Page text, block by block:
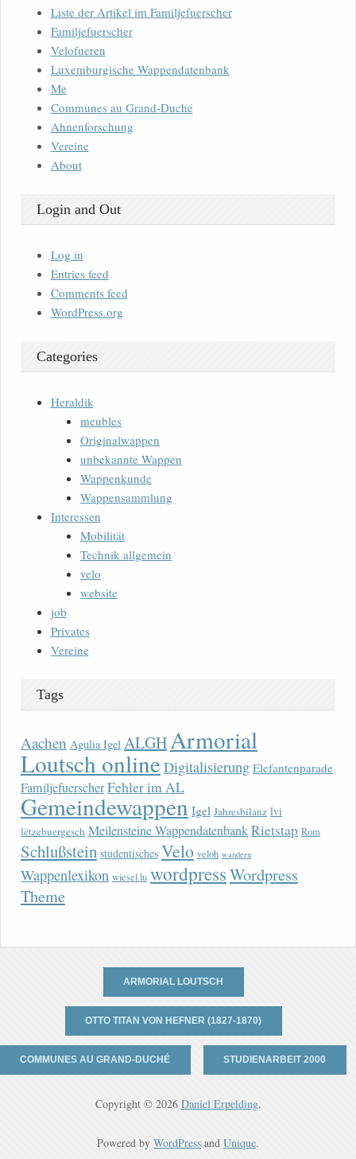
Liste der Artikel im Familjefuerscher
Familjefuerscher
Velofueren
Luxemburgische Wappendatenbank
Me
Communes au Grand-Duché
Ahnenforschung
Vereine
About
Login and Out
Log in
Entries feed
Comments feed
WordPress.org
Categories
Heraldik
meubles
Originalwappen
unbekannte Wappen
Wappenkunde
Wappensammlung
Interessen
Mobilität
Technik allgemein
velo
website
job
Privates
Vereine
Tags
Aachen Agulia Igel ALGHArmorial
Loutsch onlineDigitalisierung Elefantenparade
FamiljefuerscherFehler im AL
Gemeindewappen Igel Jahresbilanz lvi
lëtzebuergesch Meilensteine WappendatenbankRietstap Rom
Schlußstein studentisches Velo veloh wandern
Wappenlexikon wiesel.lu wordpressWordpress
Theme
ARMORIAL LOUTSCH
OTTO TITAN VON HEFNER (1827-1870)
COMMUNES AU GRAND-DUCHÉ STUDIENARBEIT 2000
Copyright © 2026 Daniel Erpelding.
Powered by WordPress and Unique.